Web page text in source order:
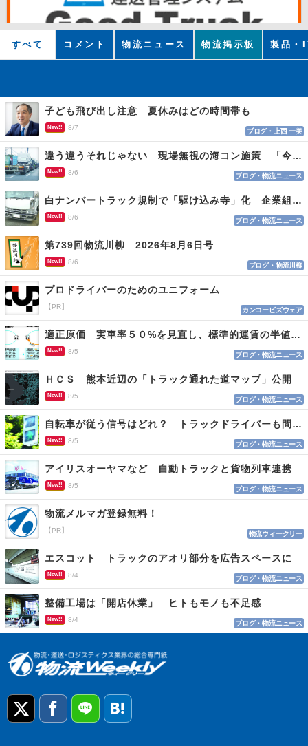
すべて コメント 物流ニュース 物流掲示板 製品・
子ども飛び出し注意 夏休みはどの時間帯も
New!! 8/7 ブログ・上西 一美
違う違うそれじゃない 現場無視の海コン施策 「今でも平均２～３時間は待つ」
New!! 8/6 ブログ・物流ニュース
白ナンバートラック規制で「駆け込み寺」化 企業組合が入会基準を見直しへ
New!! 8/6 ブログ・物流ニュース
第739回物流川柳 2026年8月6日号
New!! 8/6 ブログ・物流川柳
プロドライバーのためのユニフォーム
【PR】 カンコービズウェア
適正原価 実車率５０%を見直し、標準的運賃の半値の恐れも
New!! 8/5 ブログ・物流ニュース
ＨＣＳ 熊本近辺の「トラック通れた道マップ」公開
New!! 8/5 ブログ・物流ニュース
自転車が従う信号はどれ？ トラックドライバーも問われる認識
New!! 8/5 ブログ・物流ニュース
アイリスオーヤマなど 自動トラックと貨物列車連携
New!! 8/5 ブログ・物流ニュース
物流メルマガ登録無料！
【PR】 物流ウィークリー
エスコット トラックのアオリ部分を広告スペースに
New!! 8/4 ブログ・物流ニュース
整備工場は「開店休業」 ヒトもモノも不足感
New!! 8/4 ブログ・物流ニュース